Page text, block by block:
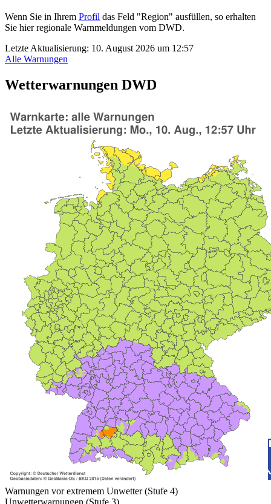
Wenn Sie in Ihrem Profil das Feld "Region" ausfüllen, so erhalten
Sie hier regionale Warnmeldungen vom DWD.
Letzte Aktualisierung: 10. August 2026 um 12:57
Alle Warnungen
Wetterwarnungen DWD
Warnungen vor extremem Unwetter (Stufe 4)